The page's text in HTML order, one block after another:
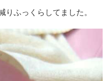
りふっくらしてました。